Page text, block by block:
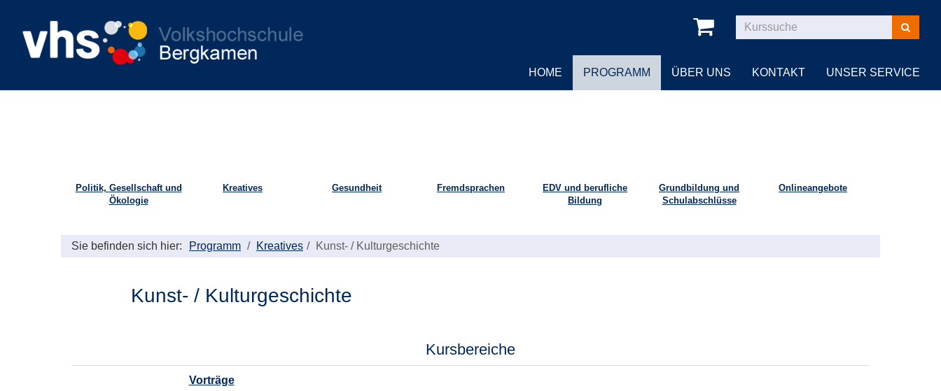
Kurse
suchen
HOME PROGRAMM ÜBER UNS KONTAKT UNSER SERVICE
Politik, Gesellschaft und
Ökologie
Kreatives Gesundheit Fremdsprachen
EDV und berufliche
Bildung
Grundbildung und
Schulabschlüsse
Onlineangebote
Sie befinden sich hier: Programm Kreatives Kunst- / Kulturgeschichte
Kunst- / Kulturgeschichte
Kursbereiche
Vorträge